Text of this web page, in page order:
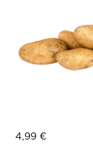
4,99 €